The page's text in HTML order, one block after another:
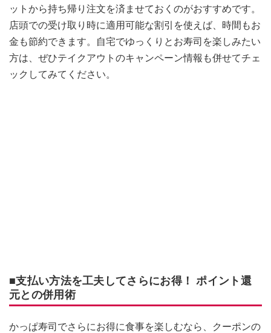
ットから持ち帰り注文を済ませておくのがおすすめです。
店頭での受け取り時に適用可能な割引を使えば、時間もお
金も節約できます。自宅でゆっくりとお寿司を楽しみたい
方は、ぜひテイクアウトのキャンペーン情報も併せてチェ
ックしてみてください。
■支払い方法を工夫してさらにお得！ ポイント還
元との併用術
かっぱ寿司でさらにお得に食事を楽しむなら、クーポンの